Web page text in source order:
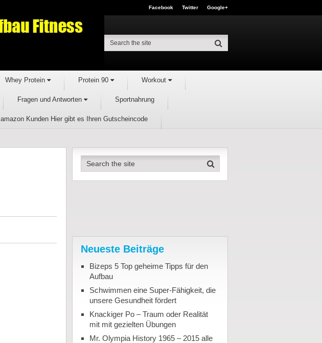
Facebook Twitter Google+
Whey Protein Protein 90 Workout
Fragen und Antworten Sportnahrung
amazon Kunden Hier gibt es Ihren Gutscheincode
Neueste Beiträge
Bizeps 5 Top geheime Tipps für den
Aufbau
Schwimmen eine Super-Fähigkeit, die
unsere Gesundheit fördert
Knackiger Po – Traum oder Realität
mit mit gezielten Übungen
Mr. Olympia History 1965 – 2015 alle